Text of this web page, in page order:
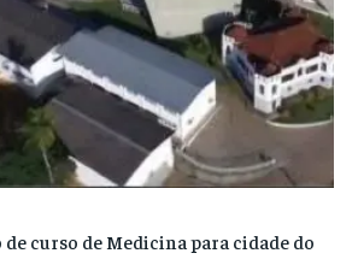
curso de Medicina para cidade do